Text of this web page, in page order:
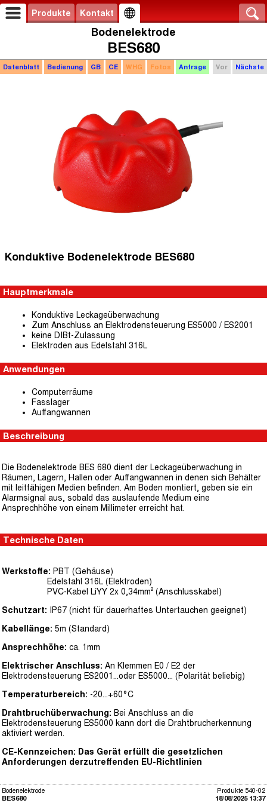
Produkte Kontakt
Bodenelektrode
BES680
Vor Nächste
Datenblatt Bedienung GB CE WHG Fotos Anfrage
Konduktive Bodenelektrode BES680
Hauptmerkmale
Konduktive Leckageüberwachung
Zum Anschluss an Elektrodensteuerung ES5000 / ES2001
keine DIBt-Zulassung
Elektroden aus Edelstahl 316L
Anwendungen
Computerräume
Fasslager
Auffangwannen
Beschreibung
Die Bodenelektrode BES 680 dient der Leckageüberwachung in
Räumen, Lagern, Hallen oder Auffangwannen in denen sich Behälter
mit leitfähigen Medien befinden. Am Boden montiert, geben sie ein
Alarmsignal aus, sobald das auslaufende Medium eine
Ansprechhöhe von einem Millimeter erreicht hat.
Technische Daten
Werkstoffe: PBT (Gehäuse)
Edelstahl 316L (Elektroden)
PVC-Kabel LiYY 2x 0,34mm² (Anschlusskabel)
Schutzart: IP67 (nicht für dauerhaftes Untertauchen geeignet)
Kabellänge: 5m (Standard)
Ansprechhöhe: ca. 1mm
Elektrischer Anschluss: An Klemmen E0 / E2 der
Elektrodensteuerung ES2001...oder ES5000... (Polarität beliebig)
Temperaturbereich: -20...+60°C
Drahtbruchüberwachung: Bei Anschluss an die
Elektrodensteuerung ES5000 kann dort die Drahtbrucherkennung
aktiviert werden.
CE-Kennzeichen: Das Gerät erfüllt die gesetzlichen
Anforderungen derzutreffenden EU-Richtlinien
Produkte 540-02
18/08/2025 13:37
Bodenelektrode
BES680